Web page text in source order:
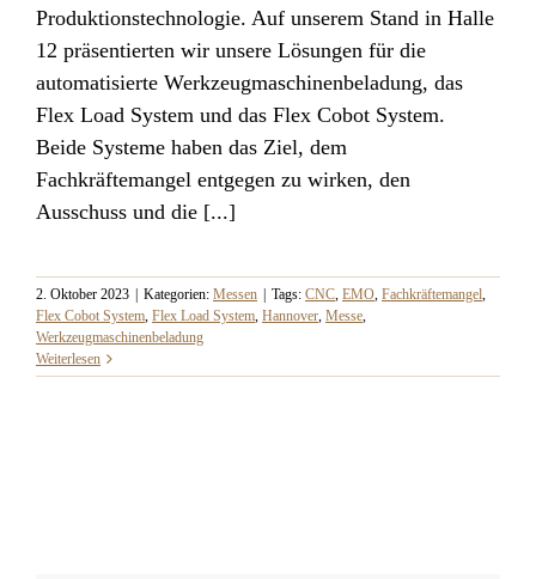
EMO 2023
Produktionstechnologie. Auf unserem Stand in Halle
12 präsentierten wir unsere Lösungen für die
automatisierte Werkzeugmaschinenbeladung, das
Flex Load System und das Flex Cobot System.
Beide Systeme haben das Ziel, dem
Fachkräftemangel entgegen zu wirken, den
Ausschuss und die [...]
2. Oktober 2023 Kategorien: Messen Tags: CNC, EMO, Fachkräftemangel,
Flex Cobot System, Flex Load System, Hannover, Messe,
Werkzeugmaschinenbeladung
Weiterlesen